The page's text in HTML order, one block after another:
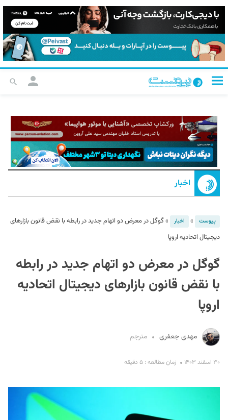
اخبار
پیوست » اخبار »گوگل در معرض دو اتهام جدید در رابطه با نقض قانون بازارهای
دیجیتال اتحادیه اروپا
گوگل در معرض دو اتهام جدید در رابطه
با نقض قانون بازارهای دیجیتال اتحادیه
اروپا
مهدی جعفری مترجم
۳۰ اسفند ۱۴۰۳ زمان مطالعه : ۵ دقیقه